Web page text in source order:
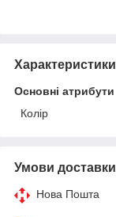
Характеристики
Основні атрибути
Колір
Умови доставки
Нова Пошта